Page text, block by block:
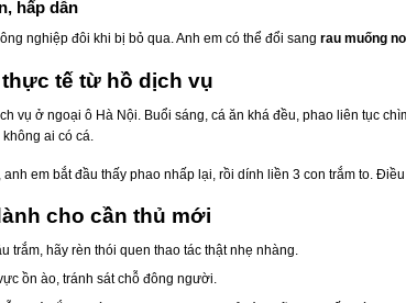
hấp dẫn
nghiệp đôi khi bị bỏ qua. Anh em có thể đổi sang rau muống
tế từ hồ dịch vụ
vụ ở ngoại ô Hà Nội. Buổi sáng, cá ăn khá đều, phao liên tục
ai có cá.
em bắt đầu thấy phao nhấp lại, rồi dính liền 3 con trắm to.
cho cần thủ mới
trắm, hãy rèn thói quen thao tác thật nhẹ nhàng.
ồn ào, tránh sát chỗ đông người.